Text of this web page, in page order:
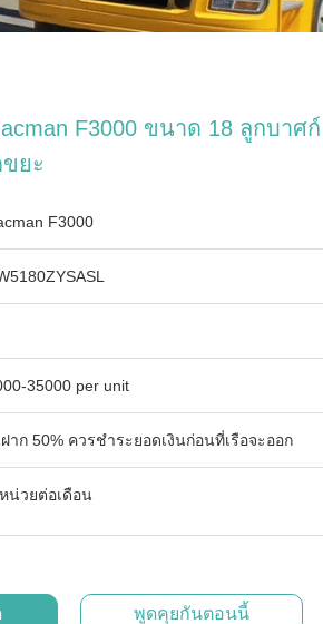
F3000 ขนาด 18 ลูกบาศก์
ยะ
F3000
35000 per unit
ฝาก 50% ควรชำระยอดเงินก่อนที่เรือจะออก
น่วยต่อเดือน
พูดคุยกันตอนนี้